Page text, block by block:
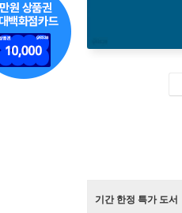
기간 한정 특가 도서